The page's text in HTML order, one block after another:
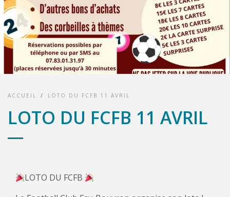
ACCUEIL / LOTO DU FCFB 11 AVRIL
LOTO DU FCFB 11 AVRIL
LOTO DU FCFB